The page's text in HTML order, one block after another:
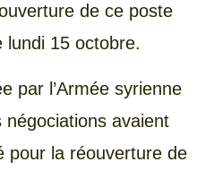
de ce poste
15 octobre.
par l’Armée syrienne
avaient
pour la réouverture de